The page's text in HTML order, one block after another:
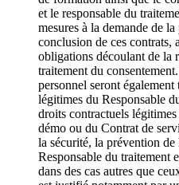
et le responsable du
mesures à la demande de
conclusion de ces contrats,
obligations découlant de la
traitement du
personnel seront
légitimes du Responsable
droits contractuels
démo ou du Contrat de
la sécurité, la prévention
Responsable du traitement
dans des cas autres que